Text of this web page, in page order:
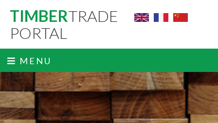
TIMBERTRADE
PORTAL
MENU